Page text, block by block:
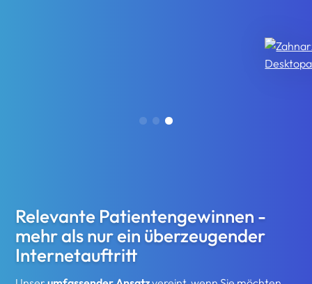
Relevante Patientengewinnen -
mehr als nur ein überzeugender
Internetauftritt